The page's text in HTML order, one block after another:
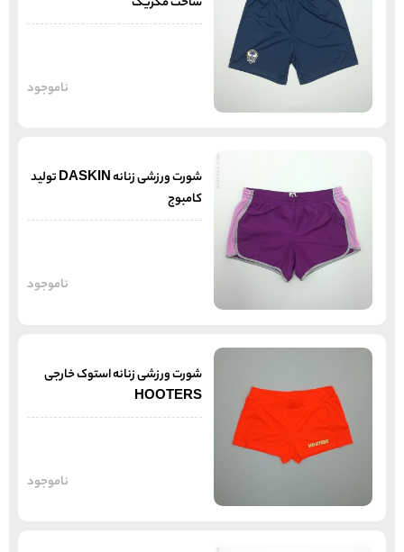
ناموجود
شورت ورزشی زنانه DASKIN تولید
کامبوج
ناموجود
شورت ورزشی زنانه استوک خارجی
HOOTERS
ناموجود